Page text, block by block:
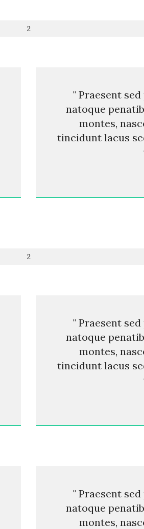
2
" Praesent
natoque
montes,
tincidunt lacus
2
" Praesent
natoque
montes,
tincidunt lacus
" Praesent
natoque
montes,